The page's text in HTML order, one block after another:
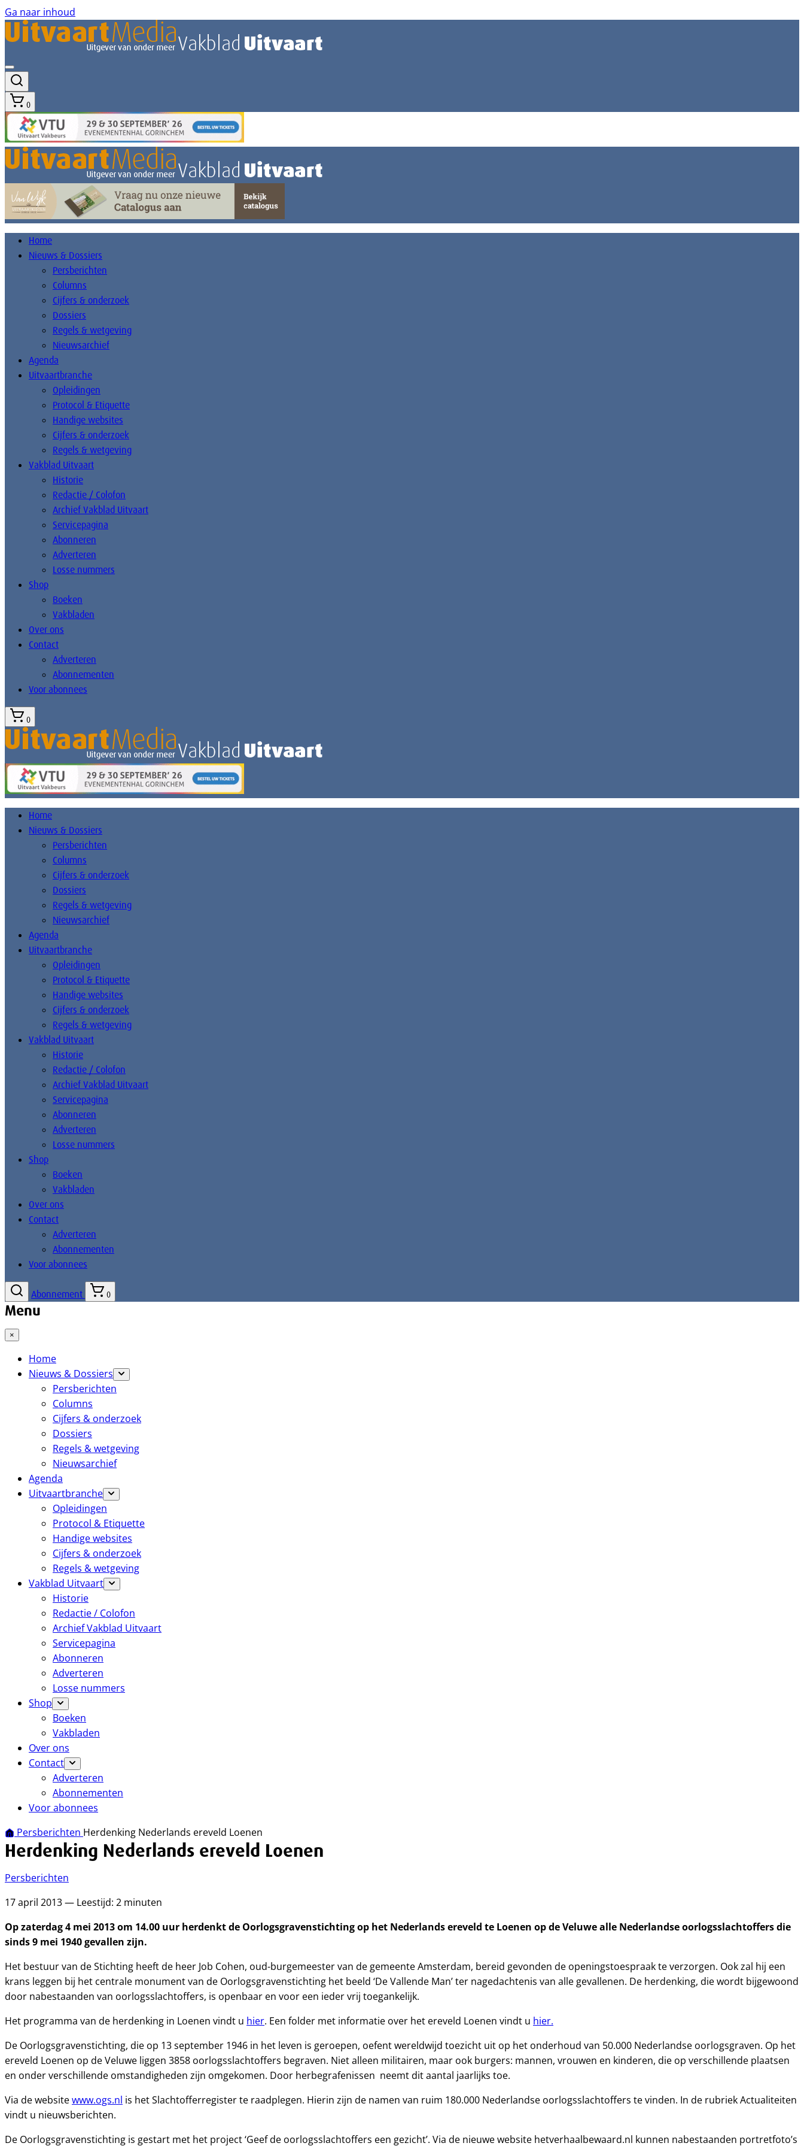
Ga naar inhoud
0
Home
Nieuws & Dossiers
Persberichten
Columns
Cijfers & onderzoek
Dossiers
Regels & wetgeving
Nieuwsarchief
Agenda
Uitvaartbranche
Opleidingen
Protocol & Etiquette
Handige websites
Cijfers & onderzoek
Regels & wetgeving
Vakblad Uitvaart
Historie
Redactie / Colofon
Archief Vakblad Uitvaart
Servicepagina
Abonneren
Adverteren
Losse nummers
Shop
Boeken
Vakbladen
Over ons
Contact
Adverteren
Abonnementen
Voor abonnees
0
Home
Nieuws & Dossiers
Persberichten
Columns
Cijfers & onderzoek
Dossiers
Regels & wetgeving
Nieuwsarchief
Agenda
Uitvaartbranche
Opleidingen
Protocol & Etiquette
Handige websites
Cijfers & onderzoek
Regels & wetgeving
Vakblad Uitvaart
Historie
Redactie / Colofon
Archief Vakblad Uitvaart
Servicepagina
Abonneren
Adverteren
Losse nummers
Shop
Boeken
Vakbladen
Over ons
Contact
Adverteren
Abonnementen
Voor abonnees
Abonnement 0
Menu
×
Home
Nieuws & Dossiers
Persberichten
Columns
Cijfers & onderzoek
Dossiers
Regels & wetgeving
Nieuwsarchief
Agenda
Uitvaartbranche
Opleidingen
Protocol & Etiquette
Handige websites
Cijfers & onderzoek
Regels & wetgeving
Vakblad Uitvaart
Historie
Redactie / Colofon
Archief Vakblad Uitvaart
Servicepagina
Abonneren
Adverteren
Losse nummers
Shop
Boeken
Vakbladen
Over ons
Contact
Adverteren
Abonnementen
Voor abonnees
Persberichten Herdenking Nederlands ereveld Loenen
Herdenking Nederlands ereveld Loenen
Persberichten
17 april 2013 — Leestijd: 2 minuten
Op zaterdag 4 mei 2013 om 14.00 uur herdenkt de Oorlogsgravenstichting op het Nederlands ereveld te Loenen op de Veluwe alle Nederlandse oorlogsslachtoffers die
sinds 9 mei 1940 gevallen zijn.
Het bestuur van de Stichting heeft de heer Job Cohen, oud-burgemeester van de gemeente Amsterdam, bereid gevonden de openingstoespraak te verzorgen. Ook zal hij een
krans leggen bij het centrale monument van de Oorlogsgravenstichting het beeld ‘De Vallende Man’ ter nagedachtenis van alle gevallenen. De herdenking, die wordt bijgewoond
door nabestaanden van oorlogsslachtoffers, is openbaar en voor een ieder vrij toegankelijk.
Het programma van de herdenking in Loenen vindt u hier. Een folder met informatie over het ereveld Loenen vindt u hier.
De Oorlogsgravenstichting, die op 13 september 1946 in het leven is geroepen, oefent wereldwijd toezicht uit op het onderhoud van 50.000 Nederlandse oorlogsgraven. Op het
ereveld Loenen op de Veluwe liggen 3858 oorlogsslachtoffers begraven. Niet alleen militairen, maar ook burgers: mannen, vrouwen en kinderen, die op verschillende plaatsen
en onder verschillende omstandigheden zijn omgekomen. Door herbegrafenissen neemt dit aantal jaarlijks toe.
Via de websitewww.ogs.nl is het Slachtofferregister te raadplegen. Hierin zijn de namen van ruim 180.000 Nederlandse oorlogsslachtoffers te vinden. In de rubriek Actualiteiten
vindt u nieuwsberichten.
De Oorlogsgravenstichting is gestart met het project ‘Geef de oorlogsslachtoffers een gezicht’. Via de nieuwe website hetverhaalbewaard.nl kunnen nabestaanden portretfoto’s